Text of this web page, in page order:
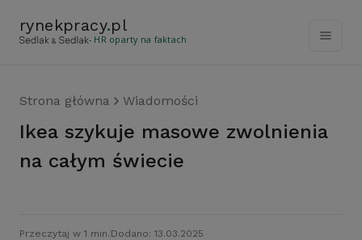
rynekpracy.pl
- HR oparty na faktach
Strona główna Wiadomości
Ikea szykuje masowe zwolnienia
na całym świecie
Przeczytaj w 1 min. Dodano: 13.03.2025